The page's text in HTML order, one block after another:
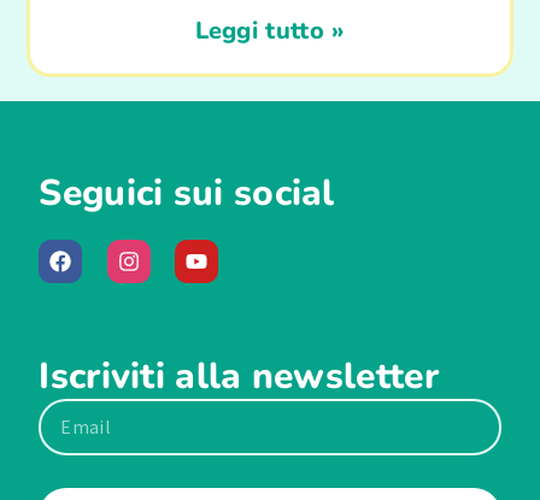
Leggi tutto »
Seguici sui social
Iscriviti alla newsletter